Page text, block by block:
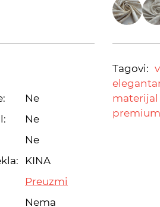
Ne
Ne
Ne
KINA
Preuzmi
Nema
Tagovi:
materijal